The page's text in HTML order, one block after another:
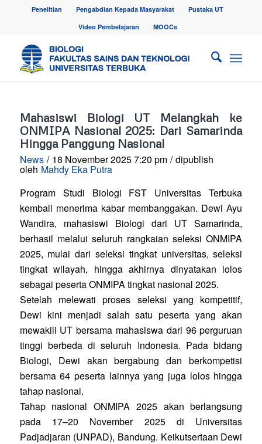
Penelitian Pengabdian Kepada Masyarakat
Pustaka UT
Video Pembelajaran
MOOCs
Mahasiswi Biologi UT Melangkah ke
ONMIPA Nasional 2025: Dari Samarinda
Hingga Panggung Nasional
News / 18 November 2025 7:20 pm / dipublish
oleh Mahdy Eka Putra
Program Studi Biologi FST Universitas Terbuka
kembali menerima kabar membanggakan. Dewi Ayu
Wandira, mahasiswi Biologi dari UT Samarinda,
berhasil melalui seluruh rangkaian seleksi ONMIPA
2025, mulai dari seleksi tingkat universitas, seleksi
tingkat wilayah, hingga akhirnya dinyatakan lolos
sebagai peserta ONMIPA tingkat nasional 2025.
Setelah melewati proses seleksi yang kompetitif,
Dewi kini menjadi salah satu peserta yang akan
mewakili UT bersama mahasiswa dari 96 perguruan
tinggi berbeda di seluruh Indonesia. Pada bidang
Biologi, Dewi akan bergabung dan berkompetisi
bersama 64 peserta lainnya yang juga lolos hingga
tahap nasional.
Tahap nasional ONMIPA 2025 akan berlangsung
pada 17–20 November 2025 di Universitas
Padjadjaran (UNPAD), Bandung. Keikutsertaan Dewi